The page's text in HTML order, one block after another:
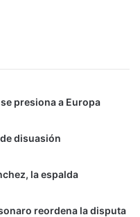
presiona a Europa
disuasión
la espalda
reordena la disputa